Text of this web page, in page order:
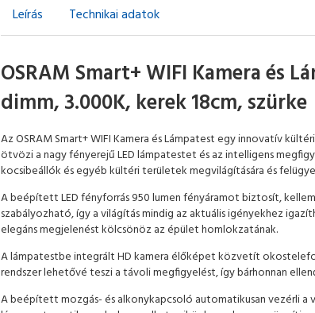
Leírás Technikai adatok
OSRAM Smart+ WIFI Kamera és
dimm, 3.000K, kerek 18cm, szürke
Az OSRAM Smart+ WIFI Kamera és Lámpatest egy innovatív
ötvözi a nagy fényerejű LED lámpatestet és az intelligens
kocsibeállók és egyéb kültéri területek megvilágítására és
A beépített LED fényforrás 950 lumen fényáramot biztosít,
szabályozható, így a világítás mindig az aktuális igényekhez
elegáns megjelenést kölcsönöz az épület homlokzatának.
A lámpatestbe integrált HD kamera élőképet közvetít
rendszer lehetővé teszi a távoli megfigyelést, így bárhonnan
A beépített mozgás- és alkonykapcsoló automatikusan vezérli